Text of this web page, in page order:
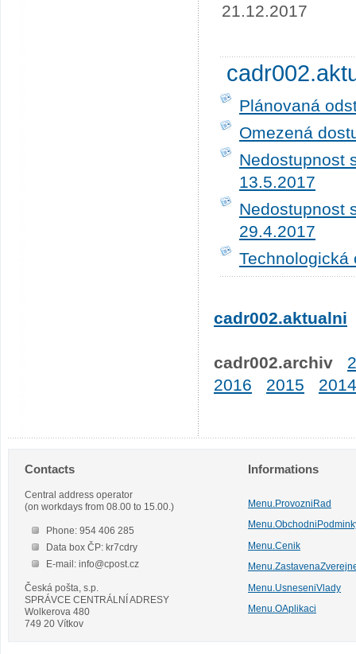
21.12.2017
Plánovaná
Omezená
Nedostupnost
13.5.2017
Nedostupnost
29.4.2017
Technologická
cadr002.aktualni
cadr002.archiv
2016
2015 2014
Contacts
Central address operator
(on workdays from 08.00 to 15.00.)
Phone: 954 406 285
Data box ČP: kr7cdry
E-mail: info@cpost.cz
Česká pošta, s.p.
SPRÁVCE CENTRÁLNÍ ADRESY
Wolkerova 480
749 20 Vítkov
Informations
Menu.ProvozniRad
Menu.Cenik
Menu.UsneseniVlady
Menu.OAplikaci